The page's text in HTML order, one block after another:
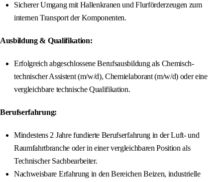
Sicherer Umgang mit Hallenkranen und Flurförderzeugen zum
internen Transport der Komponenten.
Ausbildung & Qualifikation:
Erfolgreich abgeschlossene Berufsausbildung als Chemisch-
technischer Assistent (m/w/d), Chemielaborant (m/w/d) oder eine
vergleichbare technische Qualifikation.
Berufserfahrung:
Mindestens 2 Jahre fundierte Berufserfahrung in der Luft- und
Raumfahrtbranche oder in einer vergleichbaren Position als
Technischer Sachbearbeiter.
Nachweisbare Erfahrung in den Bereichen Beizen, industrielle